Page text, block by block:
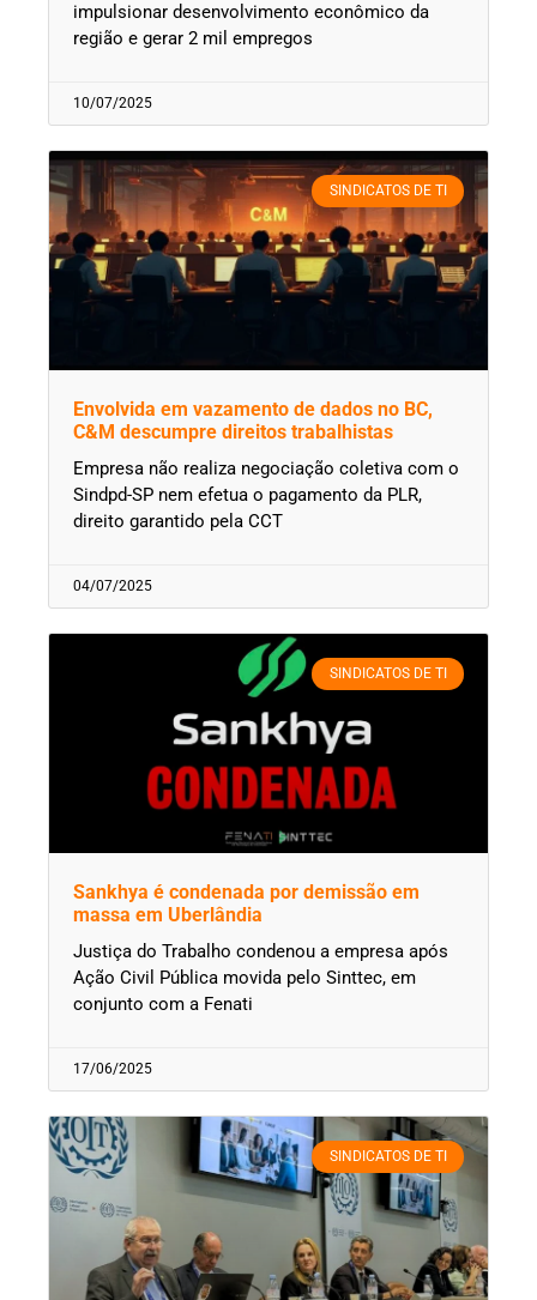
impulsionar desenvolvimento econômico da
região e gerar 2 mil empregos
10/07/2025
SINDICATOS DE TI
Envolvida em vazamento de dados no BC,
C&M descumpre direitos trabalhistas
Empresa não realiza negociação coletiva com o
Sindpd-SP nem efetua o pagamento da PLR,
direito garantido pela CCT
04/07/2025
SINDICATOS DE TI
Sankhya é condenada por demissão em
massa em Uberlândia
Justiça do Trabalho condenou a empresa após
Ação Civil Pública movida pelo Sinttec, em
conjunto com a Fenati
17/06/2025
SINDICATOS DE TI